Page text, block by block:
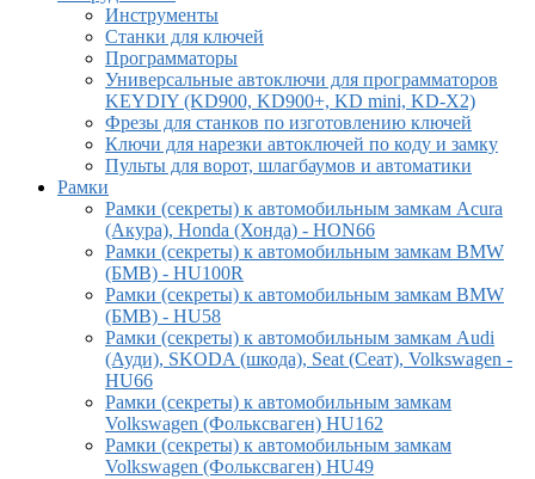
Инструменты
Cтанки для ключей
Программаторы
Универсальные автоключи для программаторов
KEYDIY (KD900, KD900+, KD mini, KD-X2)
Фрезы для станков по изготовлению ключей
Ключи для нарезки автоключей по коду и замку
Пульты для ворот, шлагбаумов и автоматики
Рамки
Рамки (секреты) к автомобильным замкам Acura
(Акура), Honda (Хонда) - HON66
Рамки (секреты) к автомобильным замкам BMW
(БМВ) - HU100R
Рамки (секреты) к автомобильным замкам BMW
(БМВ) - HU58
Рамки (секреты) к автомобильным замкам Audi
(Ауди), SKODA (шкода), Seat (Сеат), Volkswagen -
HU66
Рамки (секреты) к автомобильным замкам
Volkswagen (Фольксваген) HU162
Рамки (секреты) к автомобильным замкам
Volkswagen (Фольксваген) HU49